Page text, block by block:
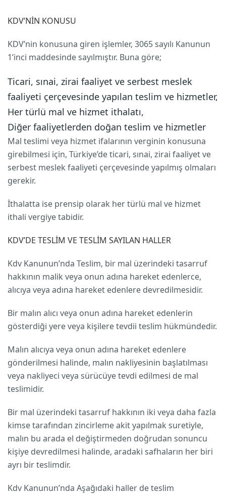
KDV’NİN KONUSU
KDV’nin konusuna giren işlemler, 3065 sayılı Kanunun
1’inci maddesinde sayılmıştır. Buna göre;
Ticari, sınai, zirai faaliyet ve serbest meslek
faaliyeti çerçevesinde yapılan teslim ve hizmetler,
Her türlü mal ve hizmet ithalatı,
Diğer faaliyetlerden doğan teslim ve hizmetler
Mal teslimi veya hizmet ifalarının verginin konusuna
girebilmesi için, Türkiye’de ticari, sınai, zirai faaliyet ve
serbest meslek faaliyeti çerçevesinde yapılmış olmaları
gerekir.
İthalatta ise prensip olarak her türlü mal ve hizmet
ithali vergiye tabidir.
KDV’DE TESLİM VE TESLİM SAYILAN HALLER
Kdv Kanunun’nda Teslim, bir mal üzerindeki tasarruf
hakkının malik veya onun adına hareket edenlerce,
alıcıya veya adına hareket edenlere devredilmesidir.
Bir malın alıcı veya onun adına hareket edenlerin
gösterdiği yere veya kişilere tevdii teslim hükmündedir.
Malın alıcıya veya onun adına hareket edenlere
gönderilmesi halinde, malın nakliyesinin başlatılması
veya nakliyeci veya sürücüye tevdi edilmesi de mal
teslimidir.
Bir mal üzerindeki tasarruf hakkının iki veya daha fazla
kimse tarafından zincirleme akit yapılmak suretiyle,
malın bu arada el değiştirmeden doğrudan sonuncu
kişiye devredilmesi halinde, aradaki safhaların her biri
ayrı bir teslimdir.
Kdv Kanunun’nda Aşağıdaki haller de teslim